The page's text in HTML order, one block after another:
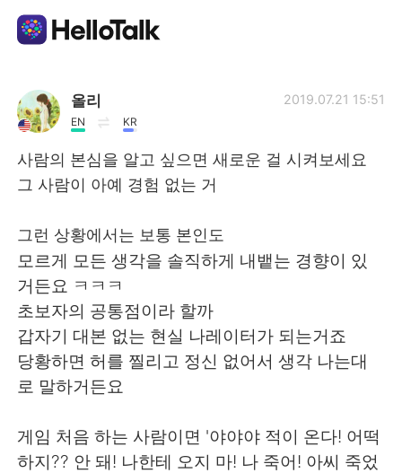
Language Exchange App
AI Grammar Checker
English
简体中文 繁體中文
Español العربية
Français Deutsch
Русский ไทย
올리
EN KR
2019.07.21 15:51
사람의 본심을 알고 싶으면 새로운 걸 시켜보세요
그 사람이 아예 경험 없는 거
그런 상황에서는 보통 본인도
모르게 모든 생각을 솔직하게 내뱉는 경향이 있
거든요 ㅋㅋㅋ
초보자의 공통점이라 할까
갑자기 대본 없는 현실 나레이터가 되는거죠
당황하면 허를 찔리고 정신 없어서 생각 나는대
로 말하거든요
게임 처음 하는 사람이면 '야야야 적이 온다! 어떡
하지?? 안 돼! 나한테 오지 마! 나 죽어! 아씨 죽었